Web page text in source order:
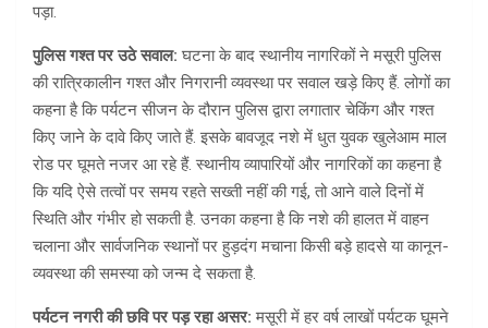
पड़ा.
पुलिस गश्त पर उठे सवाल:घटना के बाद स्थानीय नागरिकों ने मसूरी पुलिस
की रात्रिकालीन गश्त और निगरानी व्यवस्था पर सवाल खड़े किए हैं. लोगों का
कहना है कि पर्यटन सीजन के दौरान पुलिस द्वारा लगातार चेकिंग और गश्त
किए जाने के दावे किए जाते हैं. इसके बावजूद नशे में धुत युवक खुलेआम माल
रोड पर घूमते नजर आ रहे हैं. स्थानीय व्यापारियों और नागरिकों का कहना है
कि यदि ऐसे तत्वों पर समय रहते सख्ती नहीं की गई, तो आने वाले दिनों में
स्थिति और गंभीर हो सकती है. उनका कहना है कि नशे की हालत में वाहन
चलाना और सार्वजनिक स्थानों पर हुड़दंग मचाना किसी बड़े हादसे या कानून-
व्यवस्था की समस्या को जन्म दे सकता है.
पर्यटन नगरी की छवि पर पड़ रहा असर:मसूरी में हर वर्ष लाखों पर्यटक घूमने